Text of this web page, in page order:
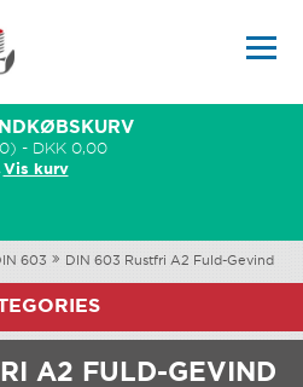
INDKØBSKURV
- DKK 0,00
Vis kurv
603 DIN 603 Rustfri A2 Fuld-Gevind
A2 FULD-GEVIND